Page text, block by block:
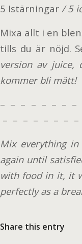
5 Istärningar / 5
Mixa allt i en
tills du är nöjd.
version av juice,
kommer bli mätt!
– – – – – – –
– – – – – – – –
Mix everything
again until
with food in it, it
perfectly as a
Share this entry